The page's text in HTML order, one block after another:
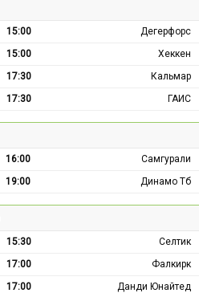
15:00
Дегерфорс
15:00
Хеккен
17:30
Кальмар
17:30 ГАИС
16:00
Самгурали
19:00 Динамо Тб
15:30
Селтик
17:00
Фалкирк
17:00
Данди Юнайтед